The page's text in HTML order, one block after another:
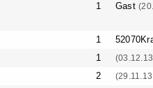
1 Gast
1
1
2